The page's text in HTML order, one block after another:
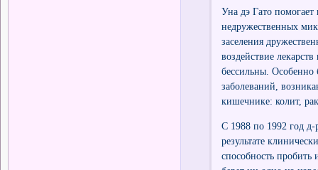
Уна дэ Гато помогает
недружественных
заселения
воздействие
бессильны. Особенно
заболеваний,
кишечнике: колит,
С 1988 по 1992 год
результате
способность пробить